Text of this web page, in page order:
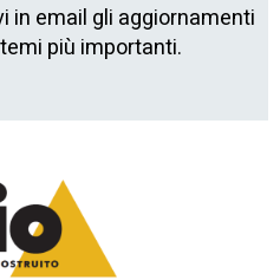
in email gli aggiornamenti
più importanti.